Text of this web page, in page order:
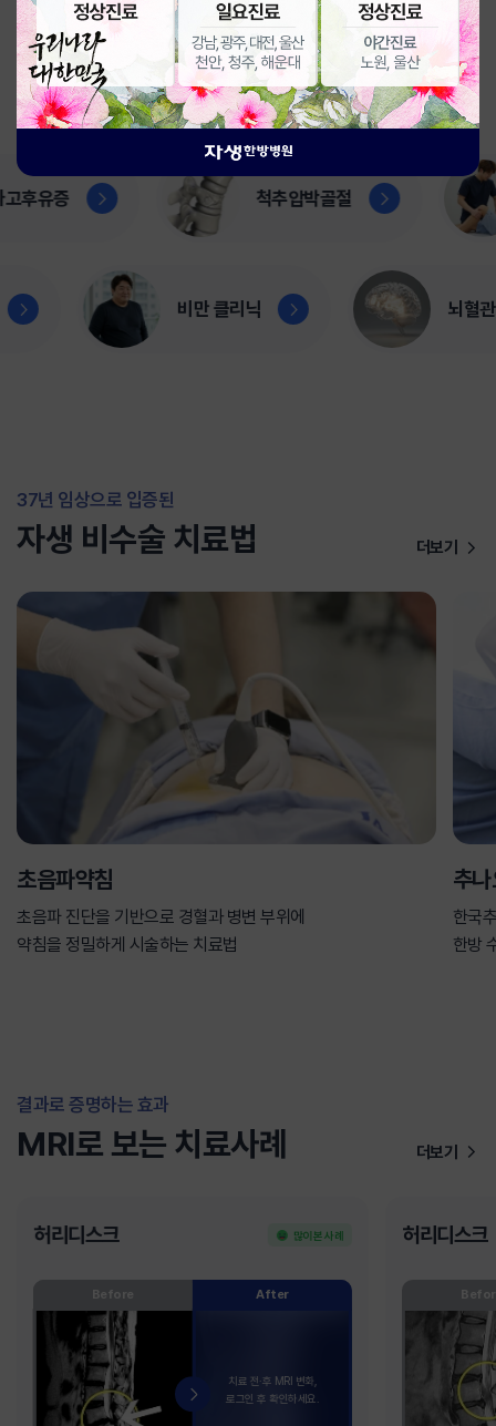
치료 부위를 선택해 주세요.
유증 척추압박골절
뇌
비만 클리닉
37년 임상으로 입증된
자생 비수술 치료법 더보기
초음파약침
초음파 진단을 기반으로 경혈과 병변 부위에
약침을 정밀하게 시술하는 치료법
추
한국
한방
결과로 증명하는 효과
MRI로 보는 치료사례 더보기
허리디스크 많이 본 사례
Before After
허리디스크